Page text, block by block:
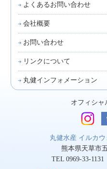
よくあるお問い合わせ
会社概要
お問い合わせ
リンクについて
丸健インフォメーション
オフィシャ
丸健水産 イルカ
熊本県天草市
TEL 0969-33-